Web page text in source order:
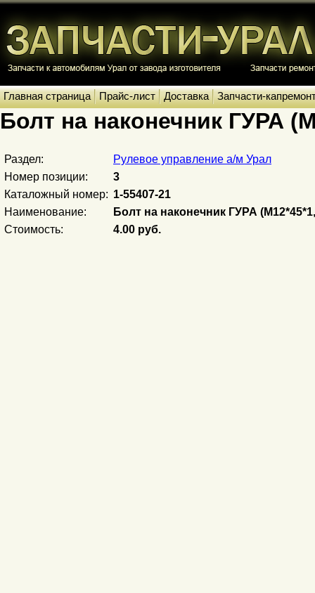
Главная страница Прайс-лист Доставка Запчасти-
Болт на наконечник ГУРА
Раздел:
Рулевое управление а/м Урал
Номер позиции:
3
Каталожный номер: 1-55407-21
Наименование:
Болт на наконечник ГУРА
Стоимость:
4.00 руб.